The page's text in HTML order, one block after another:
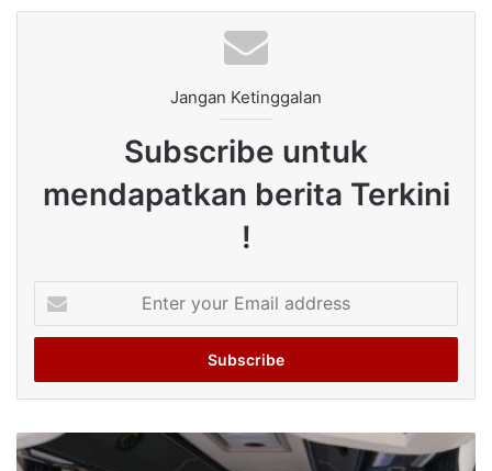
Jangan Ketinggalan
Subscribe untuk
mendapatkan berita Terkini
!
your
Email